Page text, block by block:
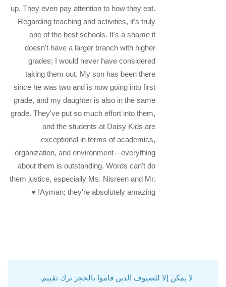
up. They even pay attention to how they eat.
Regarding teaching and activities, it's truly
one of the best schools. It's a shame it
doesn't have a larger branch with higher
grades; I would never have considered
taking them out. My son has been there
since he was two and is now going into first
grade, and my daughter is also in the same
grade. They've put so much effort into them,
and the students at Daisy Kids are
exceptional in terms of academics,
organization, and environment—everything
about them is outstanding. Words can't do
them justice, especially Ms. Nisreen and Mr.
Ayman; they're absolutely amazing! ♥️
لا يمكن إلا للضيوف الذين قاموا بالحجز ترك تقييم.